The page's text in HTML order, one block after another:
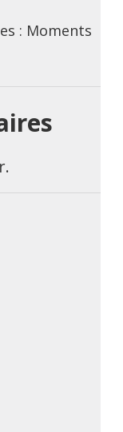
: Moments